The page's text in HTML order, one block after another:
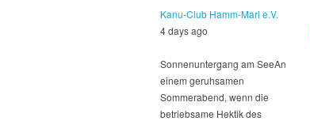
Kanu-Club Hamm-Marl e.V.
4 days ago
Sonnenuntergang am SeeAn
einem geruhsamen
Sommerabend, wenn die
betriebsame Hektik des